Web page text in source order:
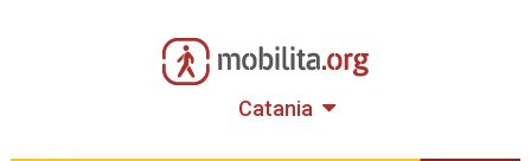
Catania